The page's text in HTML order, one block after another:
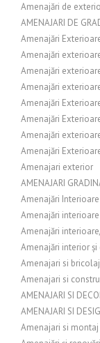
Amenajări de
AMENAJARI DE
Amenajări
Amenajări
Amenajări
Amenajări
Amenajări
Amenajări
Amenajări
Amenajări
Amenajari exterior
AMENAJARI
Amenajări Interioare
Amenajări
Amenajări
Amenajări interior și
Amenajari si bricolaj
Amenajari si
AMENAJARI SI
AMENAJARI SI
Amenajari si montaj